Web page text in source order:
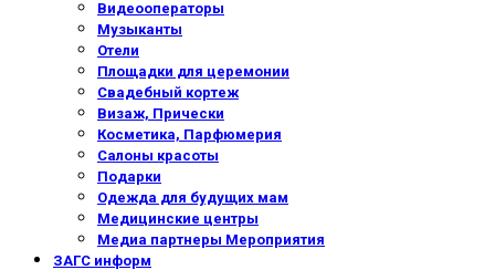
Видеооператоры
Музыканты
Отели
Площадки для церемонии
Свадебный кортеж
Визаж, Прически
Косметика, Парфюмерия
Салоны красоты
Подарки
Одежда для будущих мам
Медицинские центры
Медиа партнеры Мероприятия
ЗАГС информ